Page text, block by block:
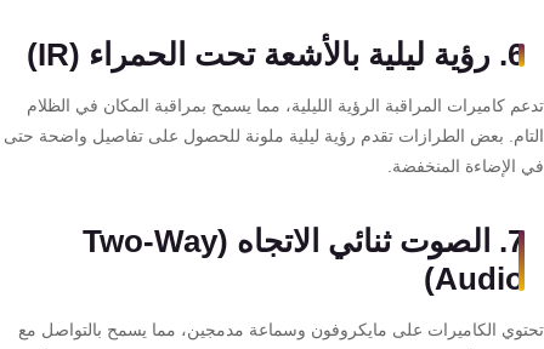
6. رؤية ليلية بالأشعة تحت الحمراء (IR)
كاميرات المراقبة الرؤية الليلية، مما يسمح بمراقبة المكان في الظلام
بعض الطرازات تقدم رؤية ليلية ملونة للحصول على تفاصيل واضحة حتى
الإضاءة المنخفضة.
7. الصوت ثنائي الاتجاه (Two-Way
Audio)
الكاميرات على مايكروفون وسماعة مدمجين، مما يسمح بالتواصل مع